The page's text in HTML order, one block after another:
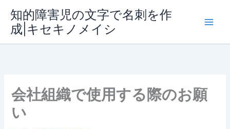
ス
知的障害児の文字で名刺を作
成|キセキノメイシ
会社組織で使用する際のお願
い